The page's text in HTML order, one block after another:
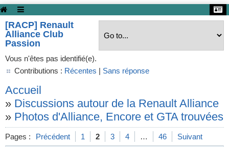
[RACP] Renault
Alliance Club
Passion
Vous n'êtes pas identifié(e).
Contributions : Récentes | Sans réponse
Accueil
» Discussions autour de la Renault Alliance
» Photos d'Alliance, Encore et GTA trouvées
Pages : Précédent 1 2 3 4 … 46 Suivant